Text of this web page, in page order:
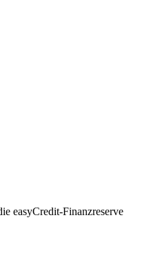
easyCredit-Finanzreserve